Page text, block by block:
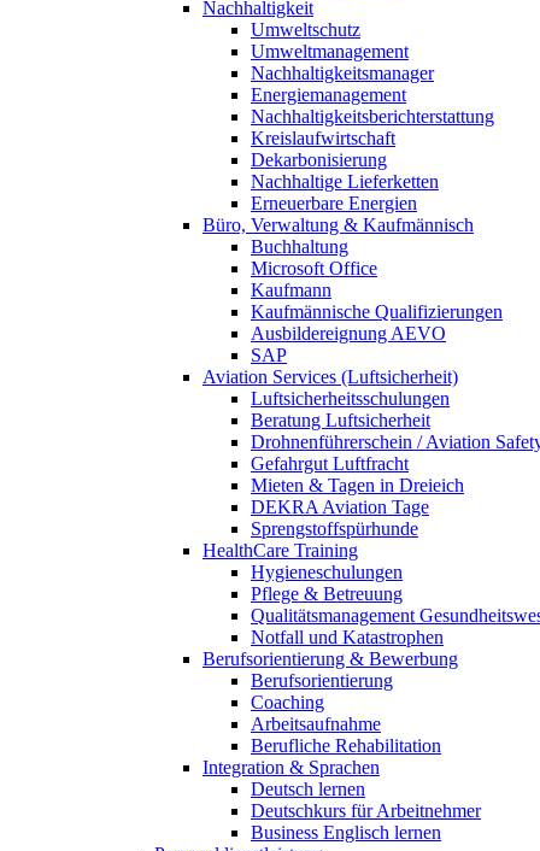
Nachhaltigkeit
Umweltschutz
Umweltmanagement
Nachhaltigkeitsmanager
Energiemanagement
Nachhaltigkeitsberichterstattung
Kreislaufwirtschaft
Dekarbonisierung
Nachhaltige Lieferketten
Erneuerbare Energien
Büro, Verwaltung & Kaufmännisch
Buchhaltung
Microsoft Office
Kaufmann
Kaufmännische Qualifizierungen
Ausbildereignung AEVO
SAP
Aviation Services (Luftsicherheit)
Luftsicherheitsschulungen
Beratung Luftsicherheit
Drohnenführerschein / Aviation
Gefahrgut Luftfracht
Mieten & Tagen in Dreieich
DEKRA Aviation Tage
Sprengstoffspürhunde
HealthCare Training
Hygieneschulungen
Pflege & Betreuung
Qualitätsmanagement
Notfall und Katastrophen
Berufsorientierung & Bewerbung
Berufsorientierung
Coaching
Arbeitsaufnahme
Berufliche Rehabilitation
Integration & Sprachen
Deutsch lernen
Deutschkurs für Arbeitnehmer
Business Englisch lernen